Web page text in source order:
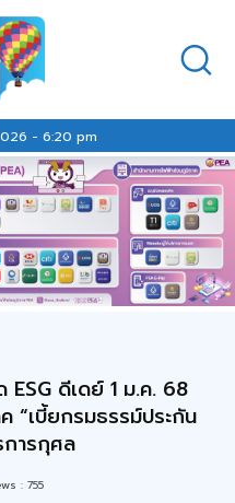
- 6:20 pm
ดีเดย์ 1 ม.ค. 68
“เบี้ยกรมธรรม์ประกัน
การกุศล
: 755